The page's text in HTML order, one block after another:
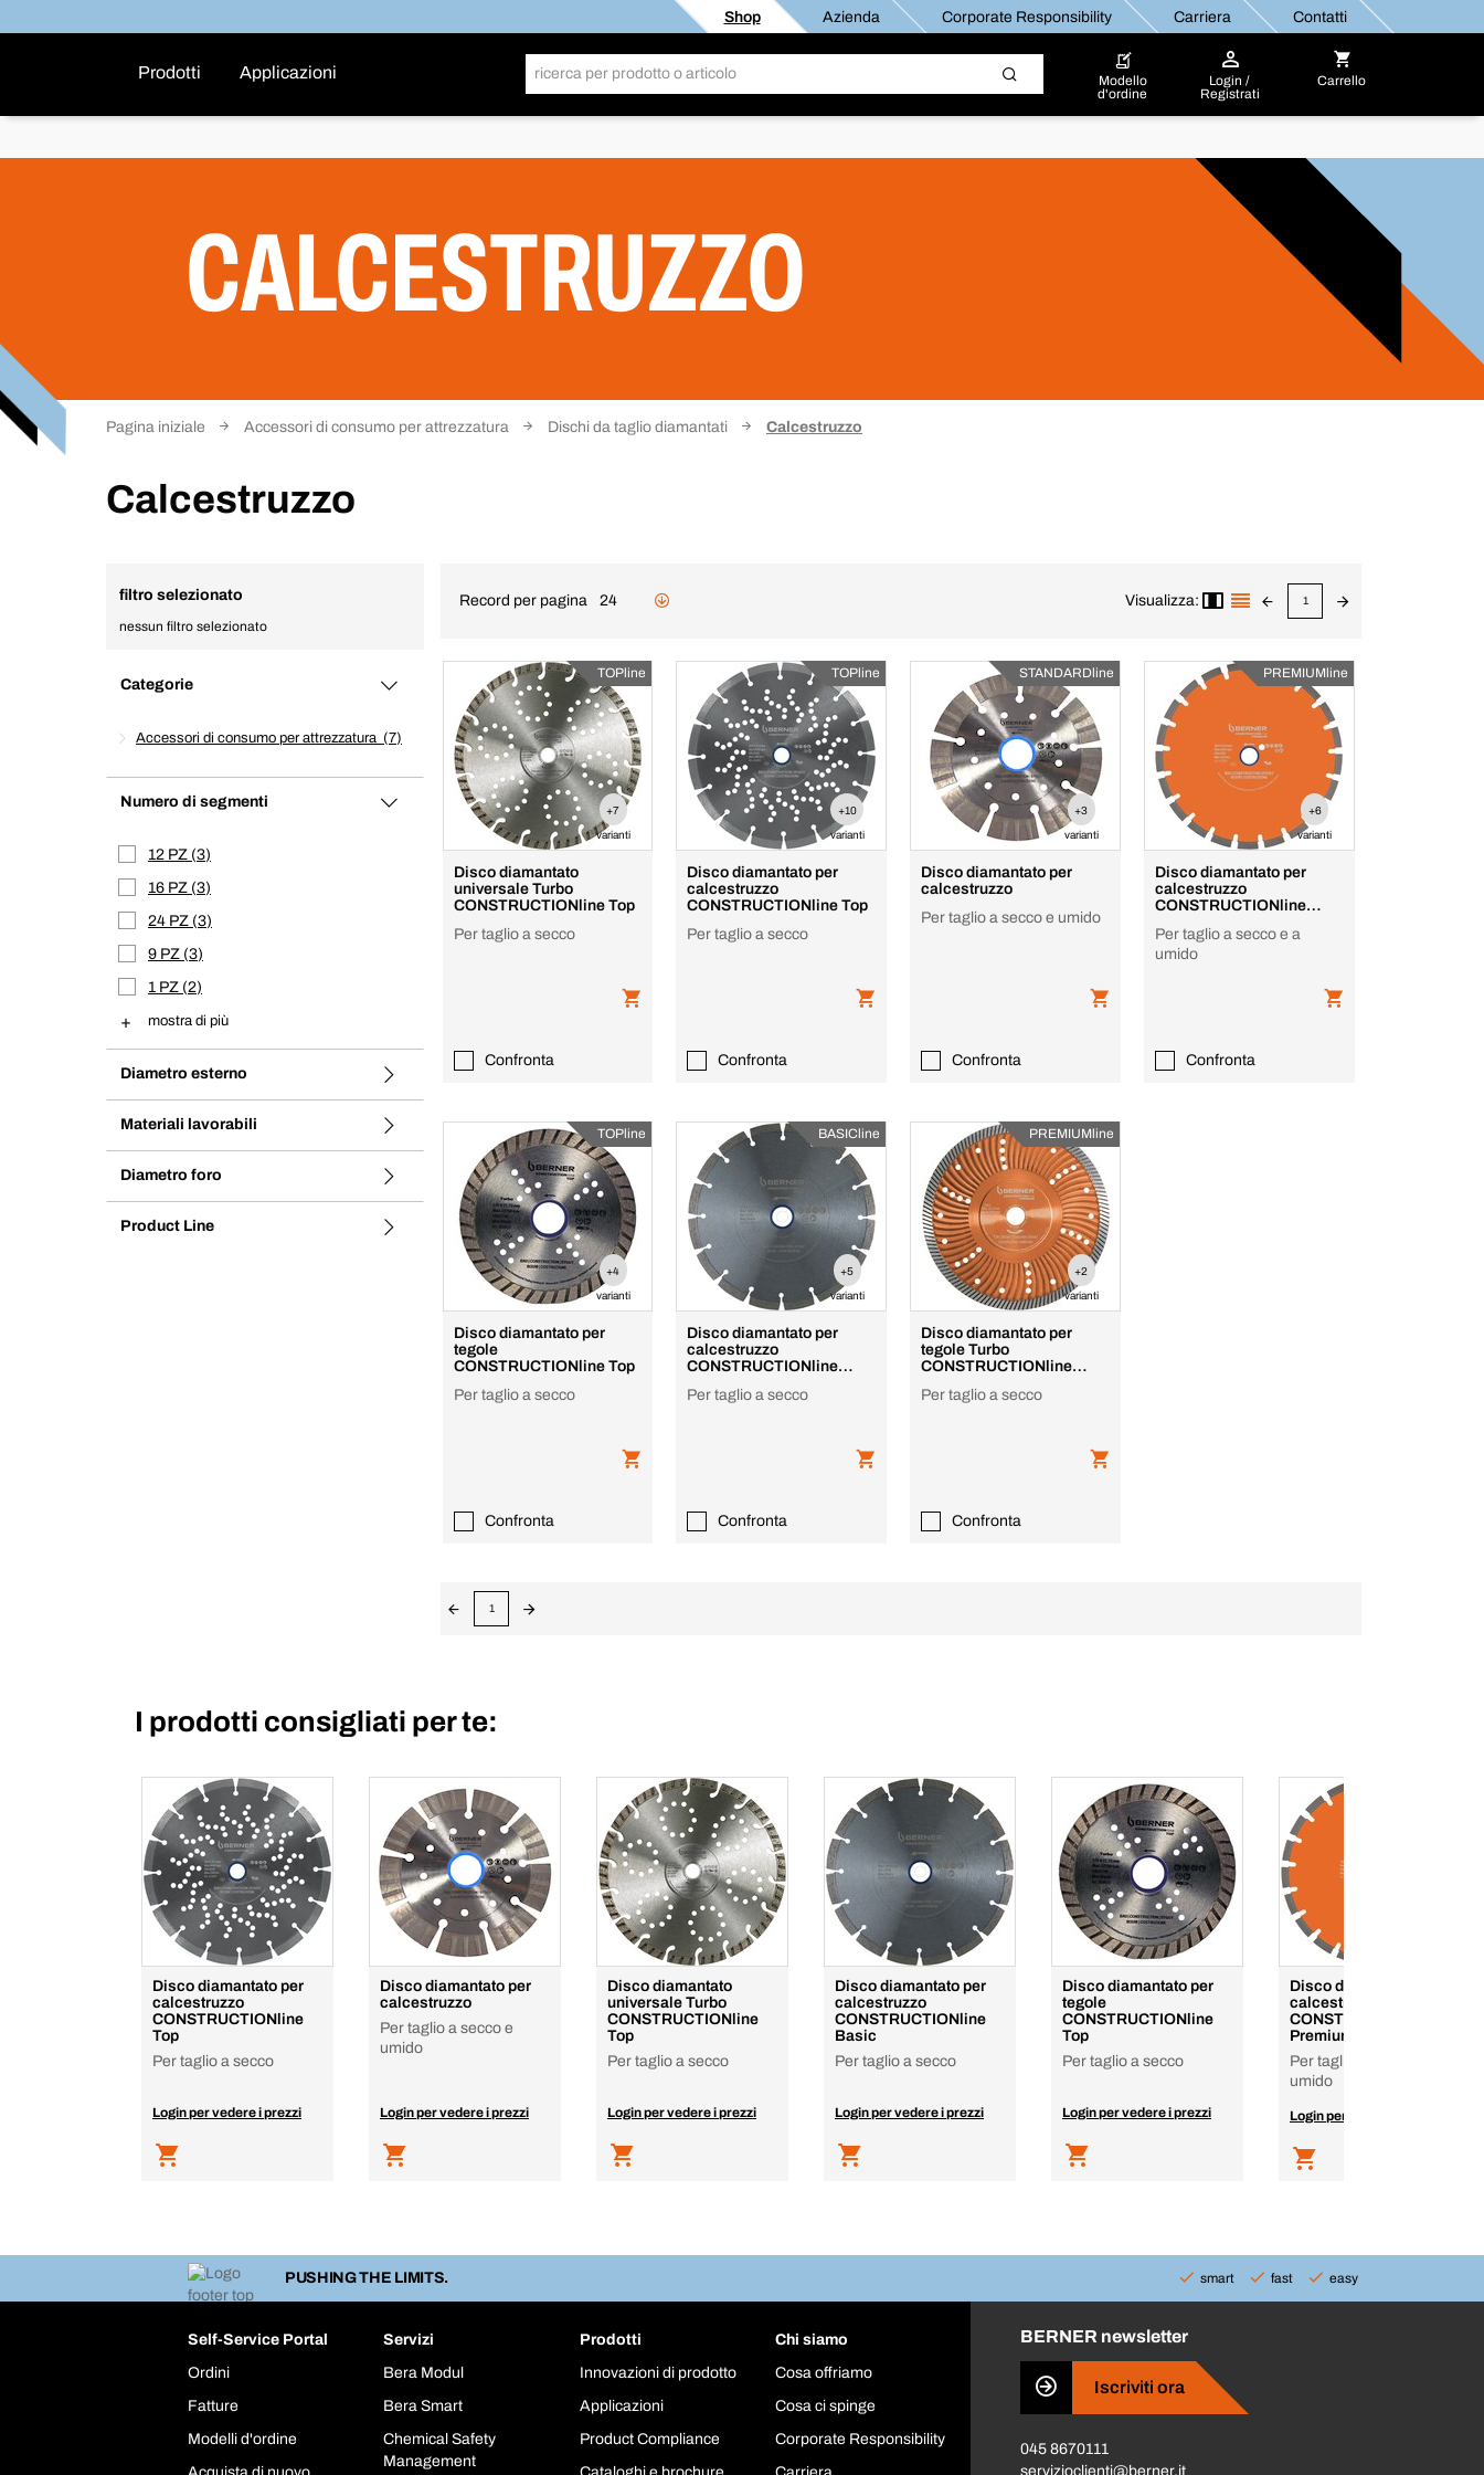
Shop Azienda Corporate Responsibility Carriera Contatti
Prodotti Applicazioni
Modello
d'ordine
Login /
Registrati
Carrello
CALCESTRUZZO
Pagina iniziale Accessori di consumo per attrezzatura Dischi da taglio diamantati Calcestruzzo
Calcestruzzo
filtro selezionato
nessun filtro selezionato
Categorie
Accessori di consumo per attrezzatura 7
Numero di segmenti
12 PZ 3
16 PZ 3
24 PZ 3
9 PZ 3
1 PZ 2
mostra di più
Diametro esterno
Materiali lavorabili
Diametro foro
Product Line
Record per pagina 24 Visualizza: 1
TOPline
+7
varianti
Disco diamantato
universale Turbo
CONSTRUCTIONline Top
Per taglio a secco
Confronta
TOPline
+10
varianti
Disco diamantato per
calcestruzzo
CONSTRUCTIONline Top
Per taglio a secco
Confronta
STANDARDline
+3
varianti
Disco diamantato per
calcestruzzo
Per taglio a secco e umido
Confronta
PREMIUMline
+6
varianti
Disco diamantato per
calcestruzzo
CONSTRUCTIONline
Per taglio a secco e a
umido
Confronta
TOPline
+4
varianti
Disco diamantato per
tegole
CONSTRUCTIONline Top
Per taglio a secco
Confronta
BASICline
+5
varianti
Disco diamantato per
calcestruzzo
CONSTRUCTIONline
Per taglio a secco
Confronta
PREMIUMline
+2
varianti
Disco diamantato per
tegole Turbo
CONSTRUCTIONline
Per taglio a secco
Confronta
1
I prodotti consigliati per te:
Disco diamantato per
calcestruzzo
CONSTRUCTIONline
Top
Per taglio a secco
Login per vedere i prezzi
Disco diamantato per
calcestruzzo
Per taglio a secco e
umido
Login per vedere i prezzi
Disco diamantato
universale Turbo
CONSTRUCTIONline
Top
Per taglio a secco
Login per vedere i prezzi
Disco diamantato per
calcestruzzo
CONSTRUCTIONline
Basic
Per taglio a secco
Login per vedere i prezzi
Disco diamantato per
tegole
CONSTRUCTIONline
Top
Per taglio a secco
Login per vedere i prezzi
Disco diamantato per
calcestruzzo
CONSTRUCTIONline
Premium
Per taglio a secco e a
umido
Login per vedere i prezzi
PUSHING THE LIMITS. smart fast easy
Self-Service Portal
Ordini
Fatture
Modelli d'ordine
Servizi
Bera Modul
Bera Smart
Chemical Safety
Management
Prodotti
Innovazioni di prodotto
Applicazioni
Product Compliance
Chi siamo
Cosa offriamo
Cosa ci spinge
Corporate Responsibility
BERNER newsletter
Iscriviti ora
045 8670111
servizioclienti@berner.it